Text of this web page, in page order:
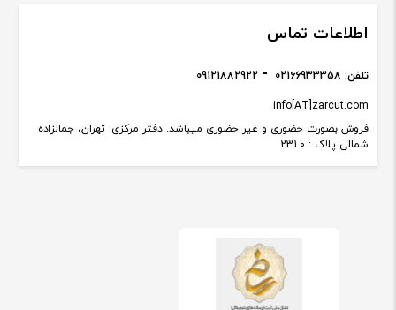
اطلاعات تماس
فروش بصورت حضوری و غیر حضوری میباشد. دفتر مرکزی: تهران، جمالزاده
شمالی پلاک : 231.0
info[AT]zarcut.com
تلفن: 02166933358
09121882922